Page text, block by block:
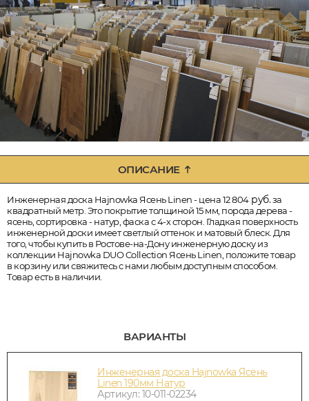
ОПИСАНИЕ
Инженерная доска Hajnowka Ясень Linen - цена 12 804руб.за
квадратный метр. Это покрытие толщиной 15 мм, порода дерева -
ясень, сортировка - натур, фаска с 4-х сторон. Гладкая поверхность
инженерной доски имеет светлый оттенок и матовый блеск. Для
того, чтобы купить в Ростове-на-Дону инженерную доску из
коллекции Hajnowka DUO Collection Ясень Linen, положите товар
в корзину или свяжитесь с нами любым доступным способом.
Товар есть в наличии.
ВАРИАНТЫ
Инженерная доска Hajnowka Ясень
Linen 190мм Натур
Артикул: 10-011-02234